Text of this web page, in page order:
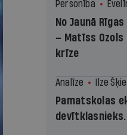
Personība
No Jaunā
– Matīss
krīze
Analīze Ilze
Pamatskolas